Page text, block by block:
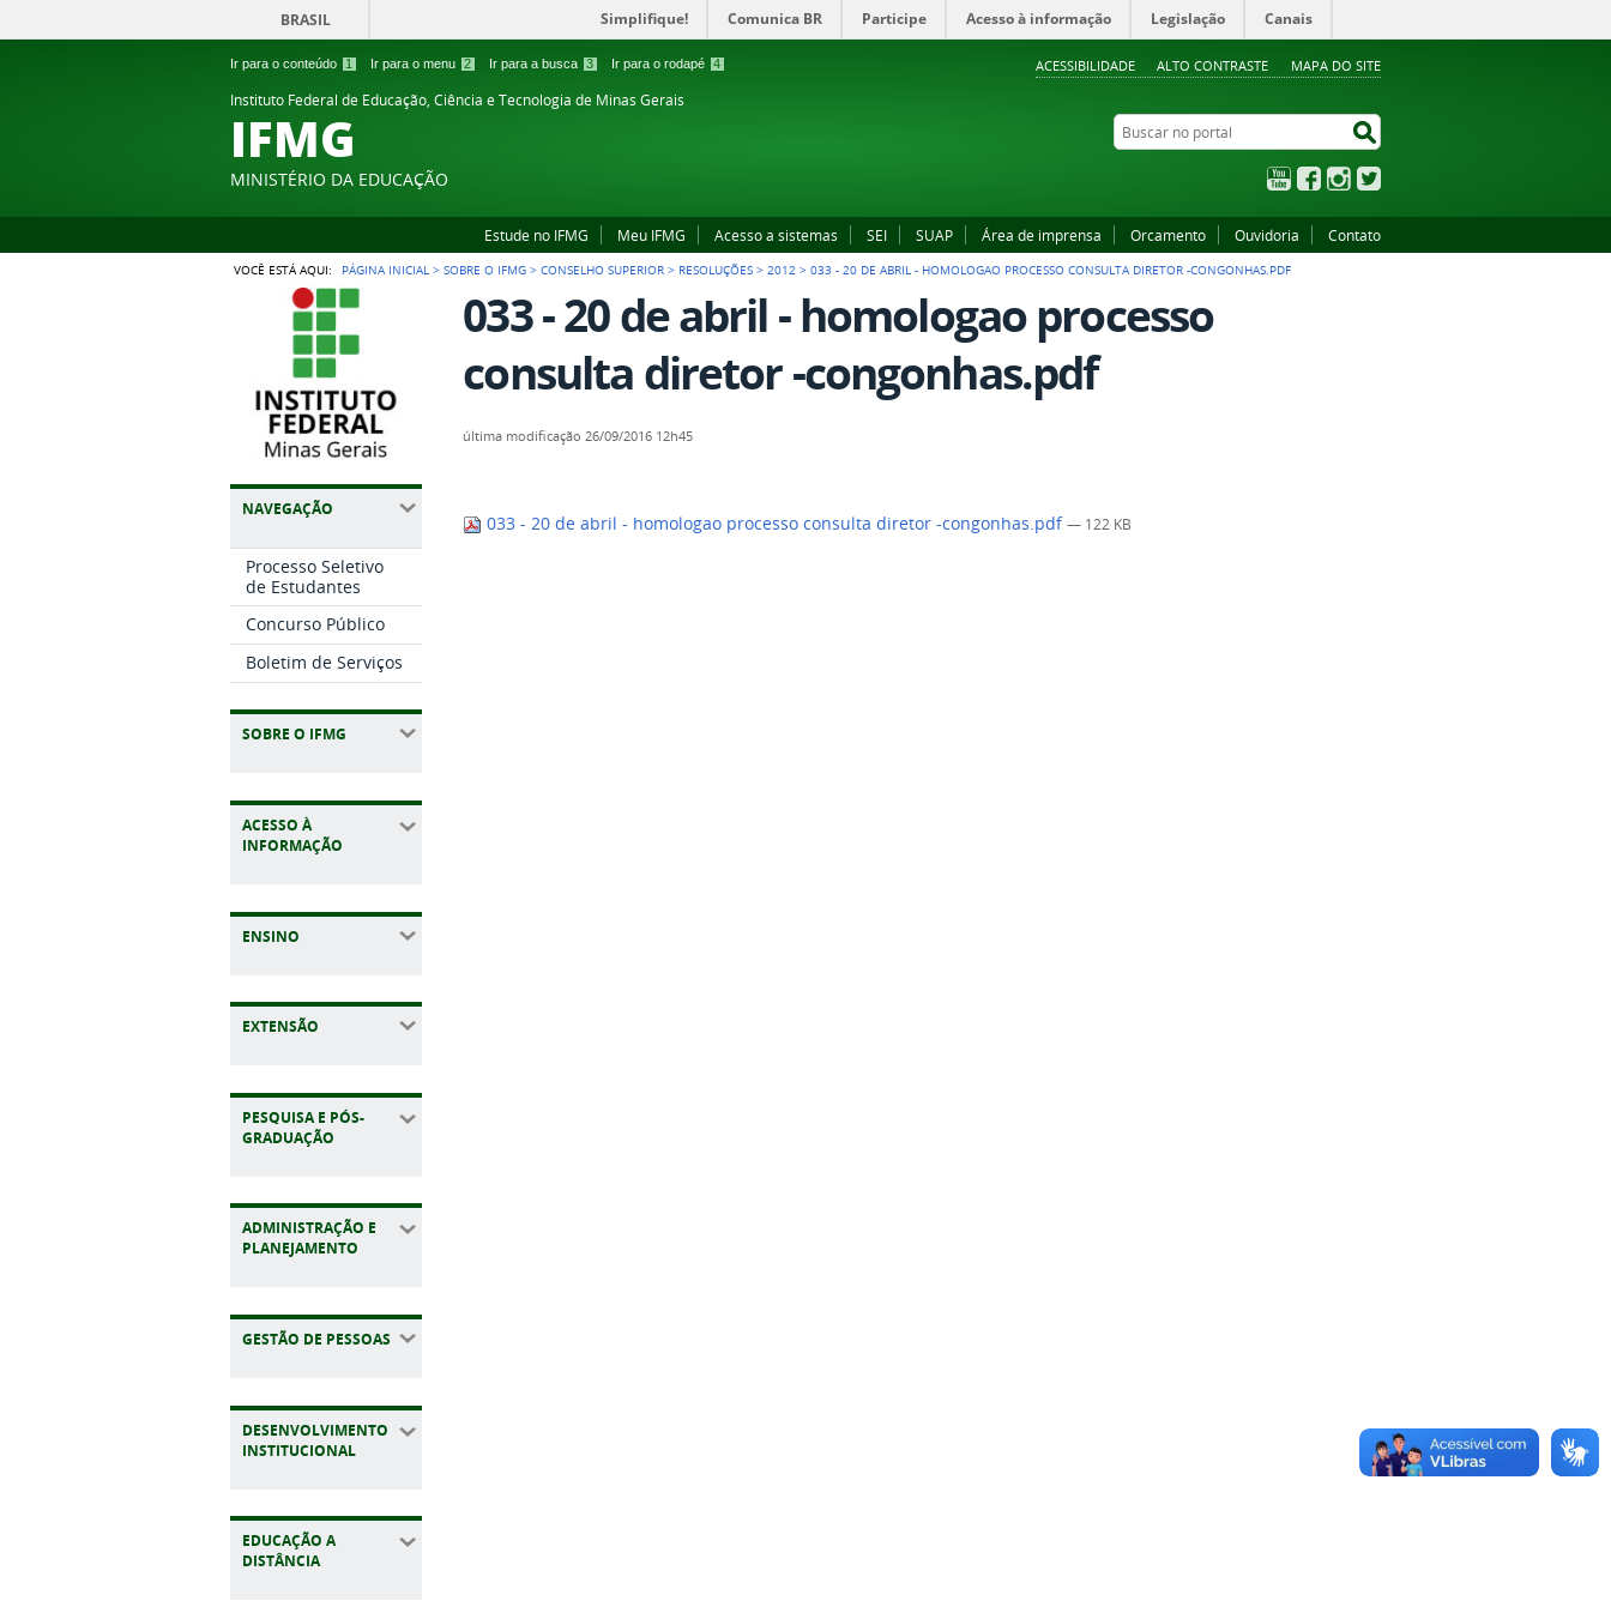
Ir para o conteúdo 1 Ir para o menu 2 Ir para a busca 3 Ir para o rodapé 4 ACESSIBILIDADE ALTO CONTRASTE MAPA DO SITE
BRASIL Simplifique! Comunica BR Participe Acesso à informação Legislação Canais
Instituto Federal de Educação, Ciência e Tecnologia de Minas Gerais
IFMG
MINISTÉRIO DA EDUCAÇÃO
Buscar no portal
YouTubeFacebookInstagram
Estude no IFMG Meu IFMG Acesso a sistemas SEI SUAP Área de imprensa Orcamento Ouvidoria Contato
VOCÊ ESTÁ AQUI: PÁGINA INICIAL >SOBRE O IFMG >CONSELHO SUPERIOR > RESOLUÇÕES >2012 >033 - 20 DE ABRIL - HOMOLOGAO PROCESSO CONSULTA DIRETOR -CONGONHAS.PDF
NAVEGAÇÃO
Processo Seletivo
de Estudantes
Concurso Público
Boletim de Serviços
SOBRE O IFMG
ACESSO À
INFORMAÇÃO
ENSINO
EXTENSÃO
PESQUISA E PÓS-
GRADUAÇÃO
ADMINISTRAÇÃO E
PLANEJAMENTO
GESTÃO DE PESSOAS
DESENVOLVIMENTO
INSTITUCIONAL
EDUCAÇÃO A
DISTÂNCIA
033 - 20 de abril - homologao processo
consulta diretor -congonhas.pdf
última modificação 26/09/2016 12h45
033 - 20 de abril - homologao processo consulta diretor -congonhas.pdf— 122 KB